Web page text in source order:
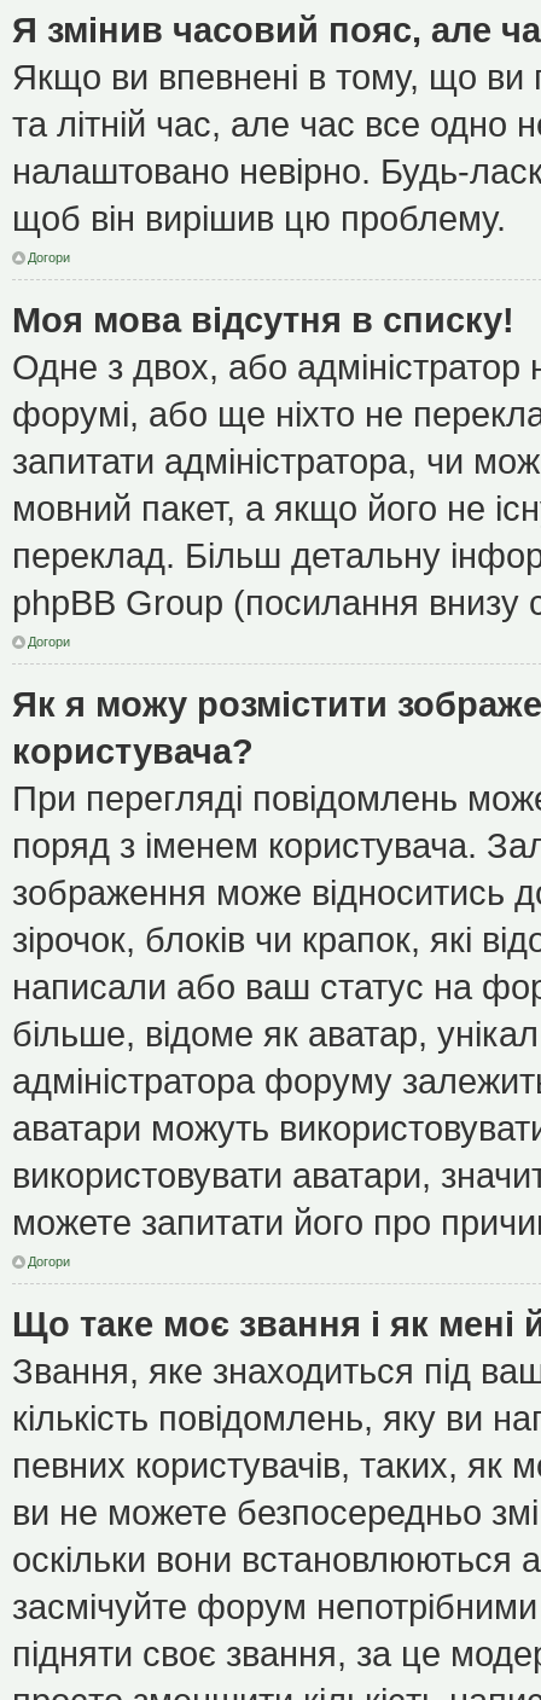
Я змінив часовий пояс, але
Якщо ви впевнені в тому, що ви
та літній час, але час все одно
налаштовано невірно. Будь-
щоб він вирішив цю проблему.
Догори
Моя мова відсутня в списку!
Одне з двох, або
форумі, або ще ніхто не
запитати адміністратора, чи
мовний пакет, а якщо його не
переклад. Більш детальну
phpBB Group (посилання внизу
Догори
Як я можу розмістити
користувача?
При перегляді повідомлень
поряд з іменем користувача.
зображення може відноситись
зірочок, блоків чи крапок, які
написали або ваш статус на
більше, відоме як аватар,
адміністратора форуму
аватари можуть
використовувати аватари,
можете запитати його про
Догори
Що таке моє звання і як мені
Звання, яке знаходиться під
кількість повідомлень, яку ви
певних користувачів, таких, як
ви не можете безпосередньо
оскільки вони встановлюються
засмічуйте форум
підняти своє звання, за це